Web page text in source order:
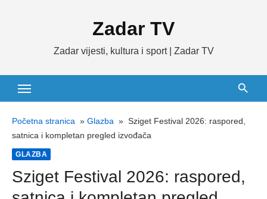
Zadar TV
Zadar vijesti, kultura i sport | Zadar TV
Početna stranica » Glazba » Sziget Festival 2026: raspored,
satnica i kompletan pregled izvođača
GLAZBA
Sziget Festival 2026: raspored,